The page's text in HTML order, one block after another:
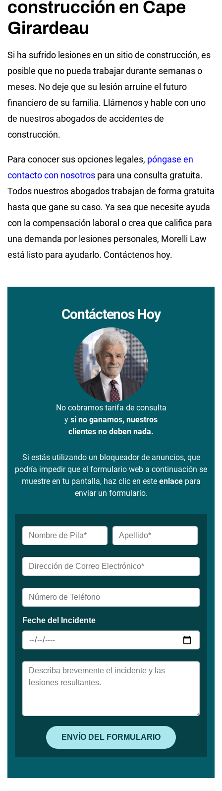
construcción en Cape
Girardeau
Si ha sufrido lesiones en un sitio de construcción, es
posible que no pueda trabajar durante semanas o
meses. No deje que su lesión arruine el futuro
financiero de su familia. Llámenos y hable con uno
de nuestros abogados de accidentes de
construcción.
Para conocer sus opciones legales, póngase en
contacto con nosotros para una consulta gratuita.
Todos nuestros abogados trabajan de forma gratuita
hasta que gane su caso. Ya sea que necesite ayuda
con la compensación laboral o crea que califica para
una demanda por lesiones personales, Morelli Law
está listo para ayudarlo. Contáctenos hoy.
Contáctenos Hoy
No cobramos tarifa de consulta
y si no ganamos, nuestros
clientes no deben nada.
Si estás utilizando un bloqueador de anuncios, que
podría impedir que el formulario web a continuación se
muestre en tu pantalla, haz clic en este enlacepara
enviar un formulario.